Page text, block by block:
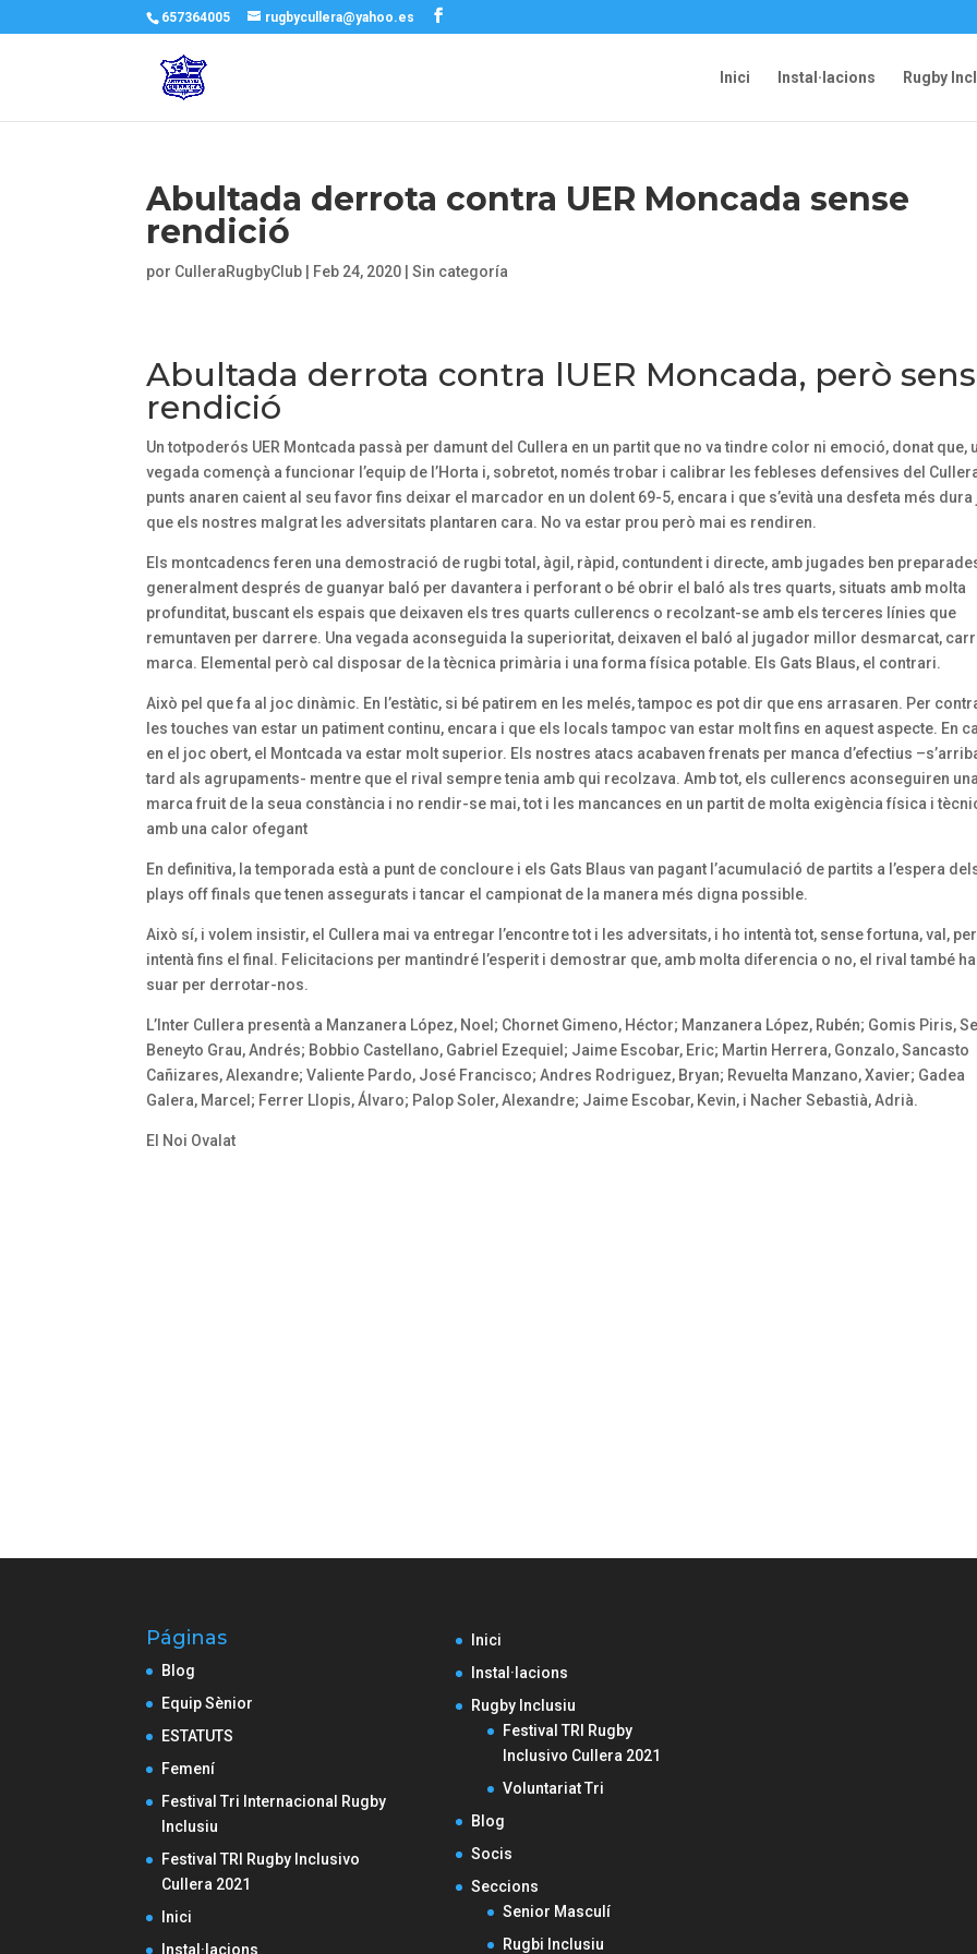
657364005 rugbycullera@yahoo.es
Inici Instal·lacions Rugby
Abultada derrota contra UER Moncada sense
rendició
por CulleraRugbyClub Feb 24, 2020 |Sin categoría
Abultada derrota contra lUER Moncada, però
rendició
Un totpoderós UER Montcada passà per damunt del Cullera en un partit que no va tindre color ni emoció, donat que,
vegada començà a funcionar l’equip de l’Horta i, sobretot, només trobar i calibrar les febleses defensives del
punts anaren caient al seu favor fins deixar el marcador en un dolent 69-5, encara i que s’evità una desfeta més dura
que els nostres malgrat les adversitats plantaren cara. No va estar prou però mai es rendiren.
Els montcadencs feren una demostració de rugbi total, àgil, ràpid, contundent i directe, amb jugades ben
generalment després de guanyar baló per davantera i perforant o bé obrir el baló als tres quarts, situats amb molta
profunditat, buscant els espais que deixaven els tres quarts cullerencs o recolzant-se amb els terceres línies que
remuntaven per darrere. Una vegada aconseguida la superioritat, deixaven el baló al jugador millor desmarcat,
marca. Elemental però cal disposar de la tècnica primària i una forma física potable. Els Gats Blaus, el contrari.
Això pel que fa al joc dinàmic. En l’estàtic, si bé patirem en les melés, tampoc es pot dir que ens arrasaren. Per
les touches van estar un patiment continu, encara i que els locals tampoc van estar molt fins en aquest aspecte. En
en el joc obert, el Montcada va estar molt superior. Els nostres atacs acabaven frenats per manca d’efectius
tard als agrupaments- mentre que el rival sempre tenia amb qui recolzava. Amb tot, els cullerencs aconseguiren
marca fruit de la seua constància i no rendir-se mai, tot i les mancances en un partit de molta exigència física i
amb una calor ofegant
En definitiva, la temporada està a punt de concloure i els Gats Blaus van pagant l’acumulació de partits a l’espera
plays off finals que tenen assegurats i tancar el campionat de la manera més digna possible.
Això sí, i volem insistir, el Cullera mai va entregar l’encontre tot i les adversitats, i ho intentà tot, sense fortuna, val,
intentà fins el final. Felicitacions per mantindré l’esperit i demostrar que, amb molta diferencia o no, el rival també
suar per derrotar-nos.
L’Inter Cullera presentà a Manzanera López, Noel; Chornet Gimeno, Héctor; Manzanera López, Rubén; Gomis Piris,
Beneyto Grau, Andrés; Bobbio Castellano, Gabriel Ezequiel; Jaime Escobar, Eric; Martin Herrera, Gonzalo, Sancasto
Cañizares, Alexandre; Valiente Pardo, José Francisco; Andres Rodriguez, Bryan; Revuelta Manzano, Xavier; Gadea
Galera, Marcel; Ferrer Llopis, Álvaro; Palop Soler, Alexandre; Jaime Escobar, Kevin, i Nacher Sebastià, Adrià.
El Noi Ovalat
Páginas
Blog
Equip Sènior
ESTATUTS
Femení
Festival Tri Internacional Rugby
Inclusiu
Festival TRI Rugby Inclusivo
Cullera 2021
Inici
Instal·lacions
Inici
Instal·lacions
Rugby Inclusiu
Festival TRI Rugby
Inclusivo Cullera 2021
Voluntariat Tri
Blog
Socis
Seccions
Senior Masculí
Rugbi Inclusiu